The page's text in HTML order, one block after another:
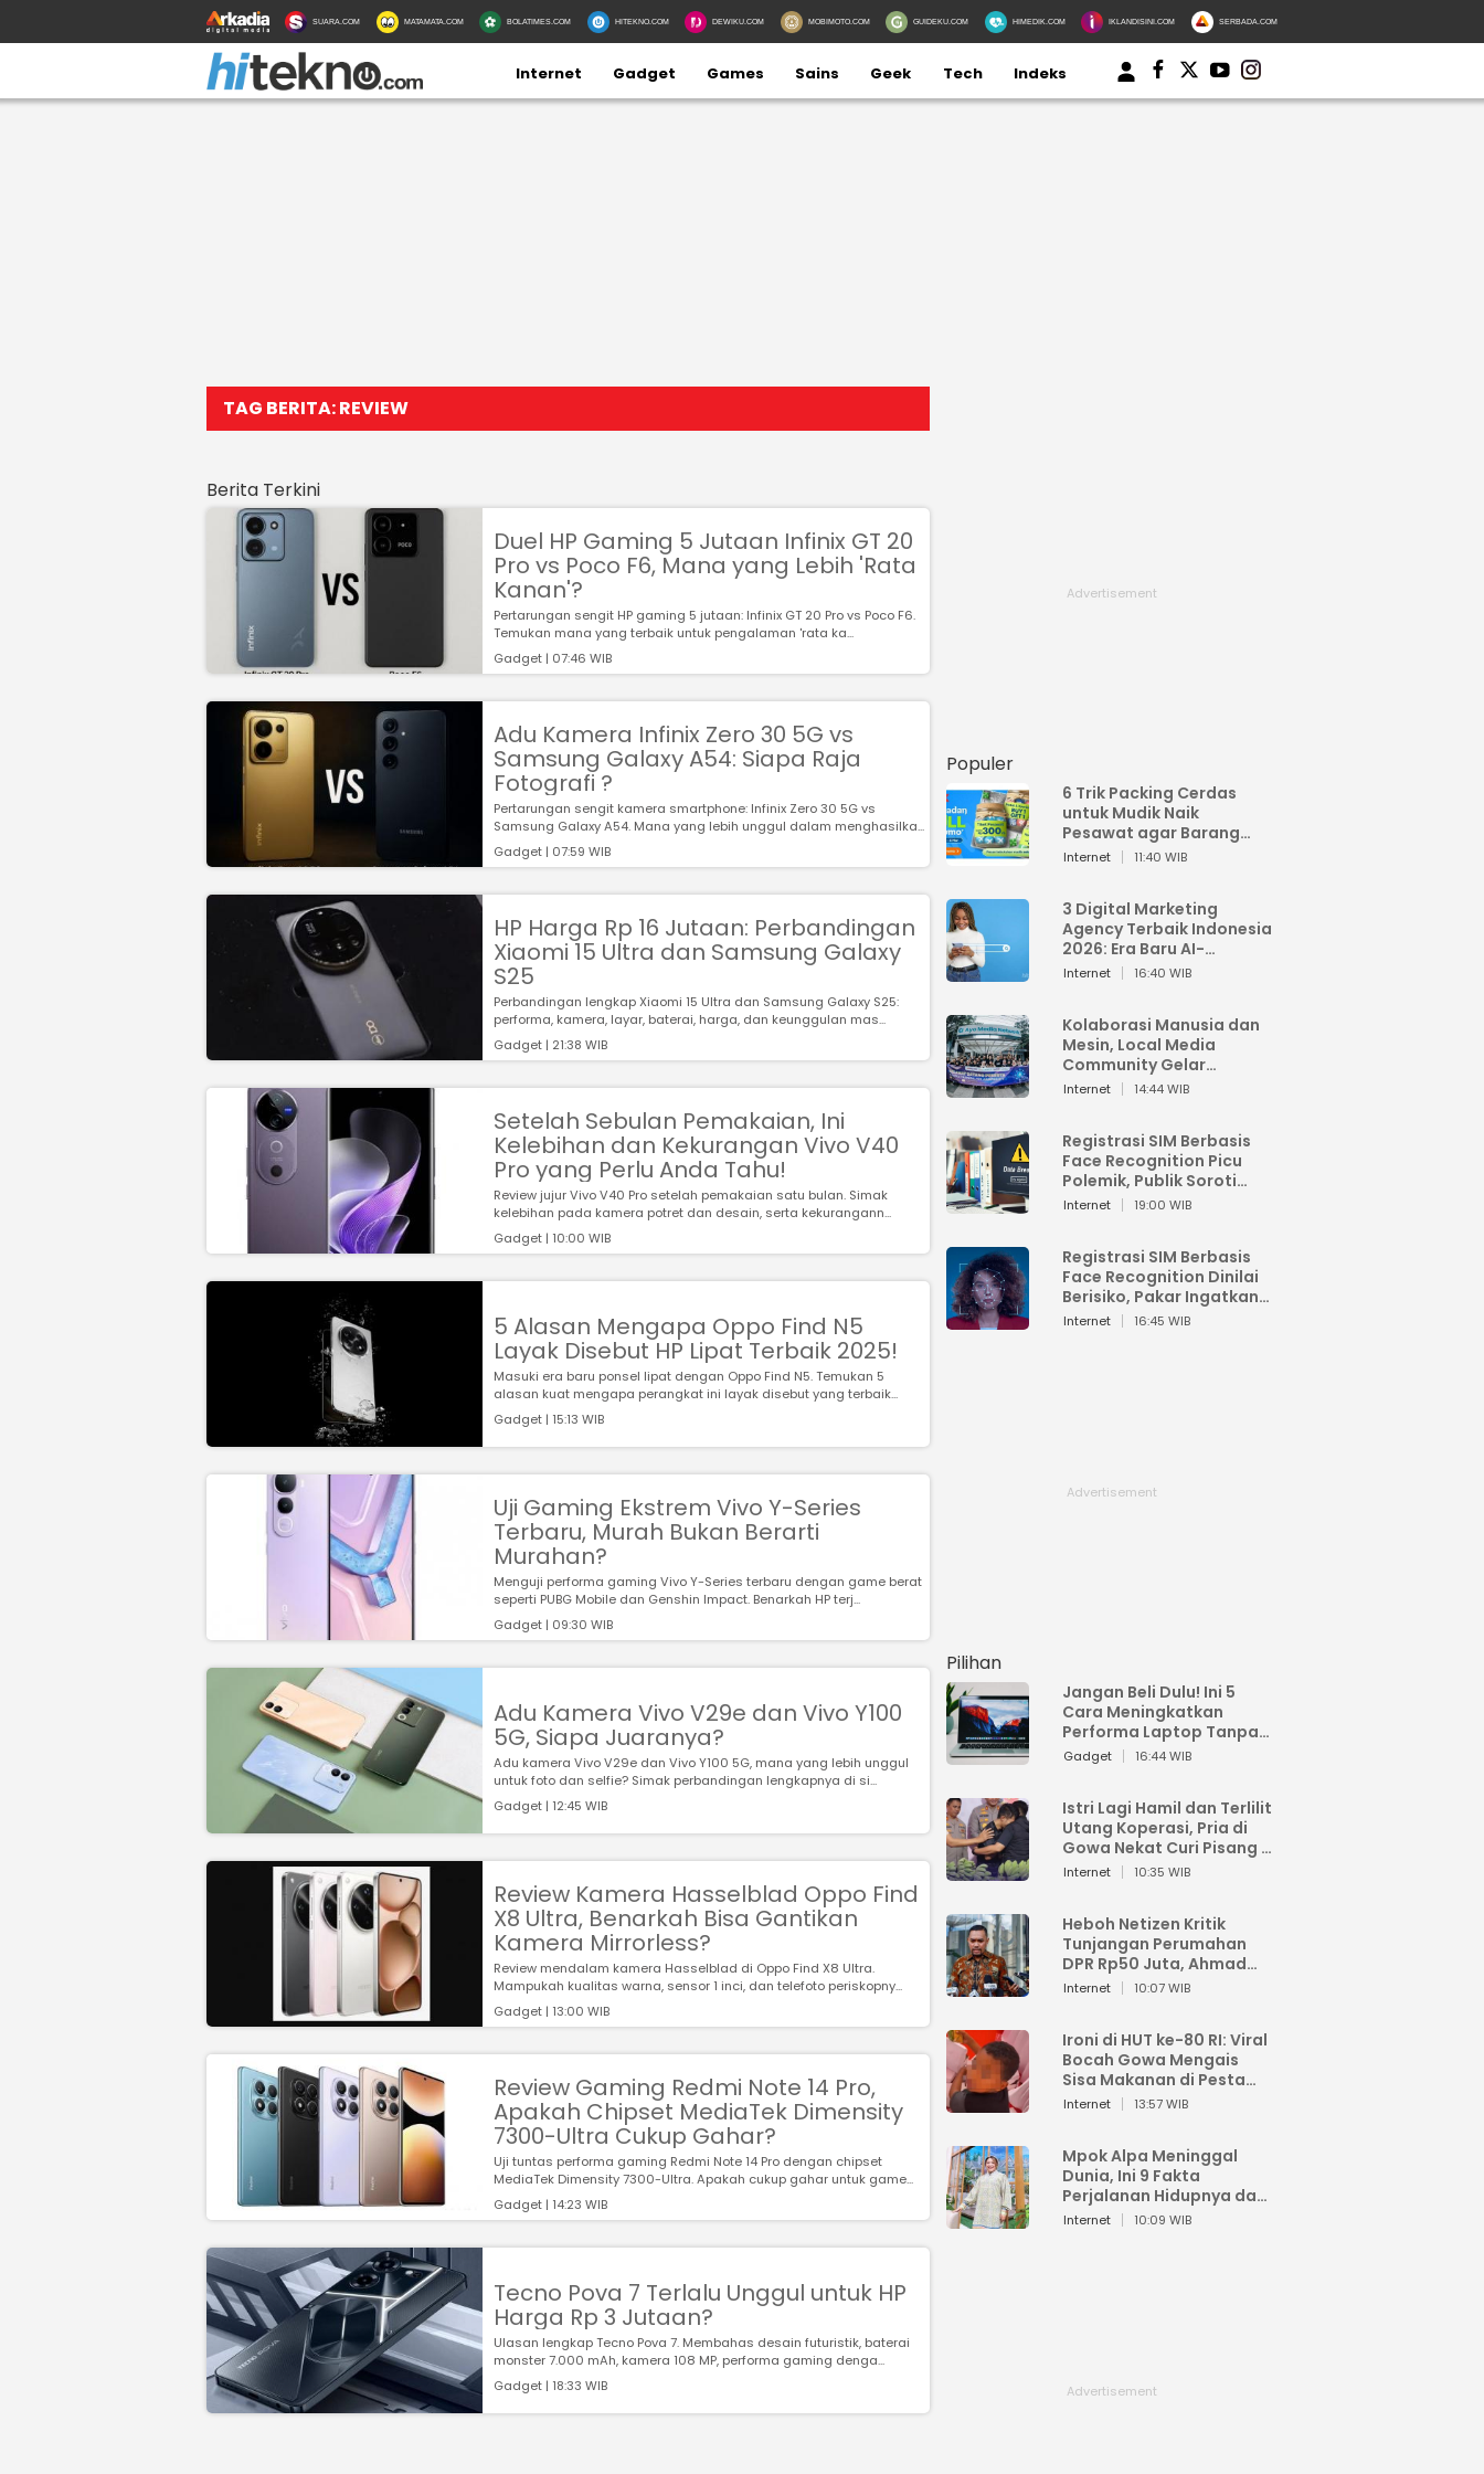
SUARA.COM MATAMATA.COM BOLATIMES.COM HITEKNO.COM DEWIKU.COM MOBIMOTO.COM GUIDEKU.COM HIMEDIK.COM IKLANDISINI.COM SERBADA.COM
Internet Gadget Games Sains Geek Tech Indeks
TAG BERITA: REVIEW
Berita Terkini
Duel HP Gaming 5 Jutaan Infinix GT 20
Pro vs Poco F6, Mana yang Lebih 'Rata
Kanan'?
Pertarungan sengit HP gaming 5 jutaan: Infinix GT 20 Pro vs Poco F6.
Temukan mana yang terbaik untuk pengalaman 'rata ka...
Gadget | 07:46 WIB
Adu Kamera Infinix Zero 30 5G vs
Samsung Galaxy A54: Siapa Raja
Fotografi ?
Pertarungan sengit kamera smartphone: Infinix Zero 30 5G vs
Samsung Galaxy A54. Mana yang lebih unggul dalam menghasilka...
Gadget | 07:59 WIB
HP Harga Rp 16 Jutaan: Perbandingan
Xiaomi 15 Ultra dan Samsung Galaxy
S25
Perbandingan lengkap Xiaomi 15 Ultra dan Samsung Galaxy S25:
performa, kamera, layar, baterai, harga, dan keunggulan mas...
Gadget | 21:38 WIB
Setelah Sebulan Pemakaian, Ini
Kelebihan dan Kekurangan Vivo V40
Pro yang Perlu Anda Tahu!
Review jujur Vivo V40 Pro setelah pemakaian satu bulan. Simak
kelebihan pada kamera potret dan desain, serta kekurangann...
Gadget | 10:00 WIB
5 Alasan Mengapa Oppo Find N5
Layak Disebut HP Lipat Terbaik 2025!
Masuki era baru ponsel lipat dengan Oppo Find N5. Temukan 5
alasan kuat mengapa perangkat ini layak disebut yang terbaik...
Gadget | 15:13 WIB
Uji Gaming Ekstrem Vivo Y-Series
Terbaru, Murah Bukan Berarti
Murahan?
Menguji performa gaming Vivo Y-Series terbaru dengan game berat
seperti PUBG Mobile dan Genshin Impact. Benarkah HP terj...
Gadget | 09:30 WIB
Adu Kamera Vivo V29e dan Vivo Y100
5G, Siapa Juaranya?
Adu kamera Vivo V29e dan Vivo Y100 5G, mana yang lebih unggul
untuk foto dan selfie? Simak perbandingan lengkapnya di si...
Gadget | 12:45 WIB
Review Kamera Hasselblad Oppo Find
X8 Ultra, Benarkah Bisa Gantikan
Kamera Mirrorless?
Review mendalam kamera Hasselblad di Oppo Find X8 Ultra.
Mampukah kualitas warna, sensor 1 inci, dan telefoto periskopny...
Gadget | 13:00 WIB
Review Gaming Redmi Note 14 Pro,
Apakah Chipset MediaTek Dimensity
7300-Ultra Cukup Gahar?
Uji tuntas performa gaming Redmi Note 14 Pro dengan chipset
MediaTek Dimensity 7300-Ultra. Apakah cukup gahar untuk game...
Gadget | 14:23 WIB
Tecno Pova 7 Terlalu Unggul untuk HP
Harga Rp 3 Jutaan?
Ulasan lengkap Tecno Pova 7. Membahas desain futuristik, baterai
monster 7.000 mAh, kamera 108 MP, performa gaming denga...
Gadget | 18:33 WIB
Populer
6 Trik Packing Cerdas
untuk Mudik Naik
Pesawat agar Barang
Tidak Over Bagasi
Internet 11:40 WIB
3 Digital Marketing
Agency Terbaik Indonesia
2026: Era Baru AI-
Powered Marketing
Internet 16:40 WIB
Kolaborasi Manusia dan
Mesin, Local Media
Community Gelar
Workshop Google AI
Internet 14:44 WIB
Registrasi SIM Berbasis
Face Recognition Picu
Polemik, Publik Soroti
Risiko Kebocoran Data
Internet 19:00 WIB
Registrasi SIM Berbasis
Face Recognition Dinilai
Berisiko, Pakar Ingatkan
Ancaman Privasi dan
Internet 16:45 WIB
Pilihan
Jangan Beli Dulu! Ini 5
Cara Meningkatkan
Performa Laptop Tanpa
Harus Beli Baru
Gadget 16:44 WIB
Istri Lagi Hamil dan Terlilit
Utang Koperasi, Pria di
Gowa Nekat Curi Pisang 4
Tandan Milik Tetangga,
Internet 10:35 WIB
Heboh Netizen Kritik
Tunjangan Perumahan
DPR Rp50 Juta, Ahmad
Sahroni: Enggak Senang
Internet 10:07 WIB
Ironi di HUT ke-80 RI: Viral
Bocah Gowa Mengais
Sisa Makanan di Pesta
Kemerdekaan
Internet 13:57 WIB
Mpok Alpa Meninggal
Dunia, Ini 9 Fakta
Perjalanan Hidupnya dari
Viral hingga Puncak
Internet 10:09 WIB